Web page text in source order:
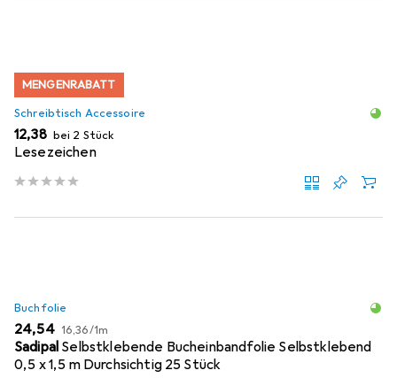
MENGENRABATT
Schreibtisch Accessoire
EUR
12,38 bei 2 Stück
Lesezeichen
Buchfolie
EUR
24,54 EUR
16,36/1m
Sadipal Selbstklebende Bucheinbandfolie Selbstklebend
0,5 x 1,5 m Durchsichtig 25 Stück